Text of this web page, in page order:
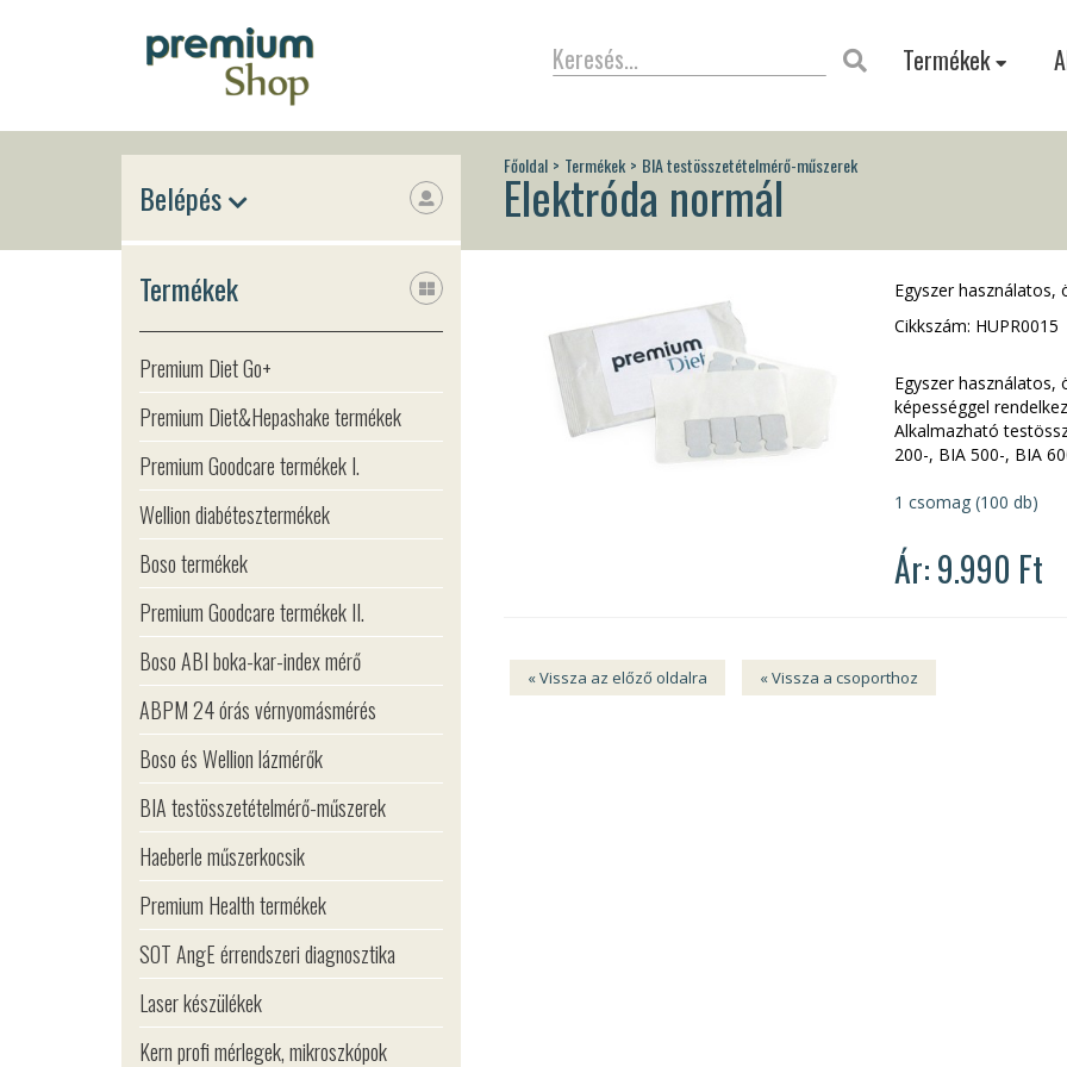
Termékek
Főoldal Termékek BIA testösszetételmérő-műszerek
Elektróda normál
Egyszer használatos,
Cikkszám: HUPR0015
Egyszer
képességgel
Alkalmazható
200-, BIA 500-, BIA
1 csomag (100 db)
Ár: 9.990 Ft
« Vissza az előző oldalra « Vissza a csoporthoz
Belépés
Termékek
Premium Diet Go+
Premium Diet&Hepashake termékek
Premium Goodcare termékek I.
Wellion diabétesztermékek
Boso termékek
Premium Goodcare termékek II.
Boso ABI boka-kar-index mérő
ABPM 24 órás vérnyomásmérés
Boso és Wellion lázmérők
BIA testösszetételmérő-műszerek
Haeberle műszerkocsik
Premium Health termékek
SOT AngE érrendszeri diagnosztika
Laser készülékek
Kern profi mérlegek, mikroszkópok